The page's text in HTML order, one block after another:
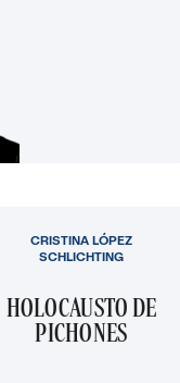
HOLOCAUSTO DE
PICHONES
CRISTINA LÓPEZ
SCHLICHTING